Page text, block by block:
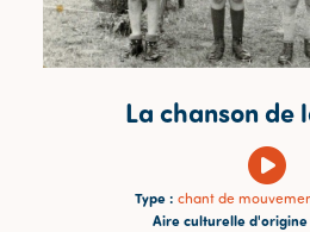
La chanson de
Type : chant de
Aire culturelle d'origine